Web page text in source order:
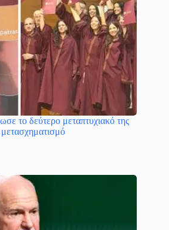
το δεύτερο μεταπτυχιακό της